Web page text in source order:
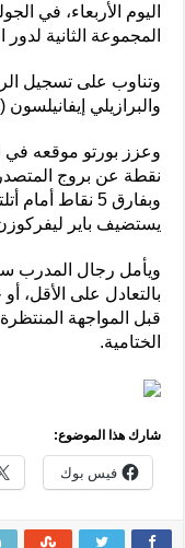
المجموعة الثانية
والبرازيلي إيفانيلسون (57)، والكندي ستيفن أوستاكيو (60).
نقطة عن بروج
وبفارق 5 نقاط
يستضيف باير ليفركوزن
ويأمل رجال المدرب
بالتعادل على الأقل،
قبل المواجهة
الختامية.
شارك هذا الموضوع:
فيس بوك